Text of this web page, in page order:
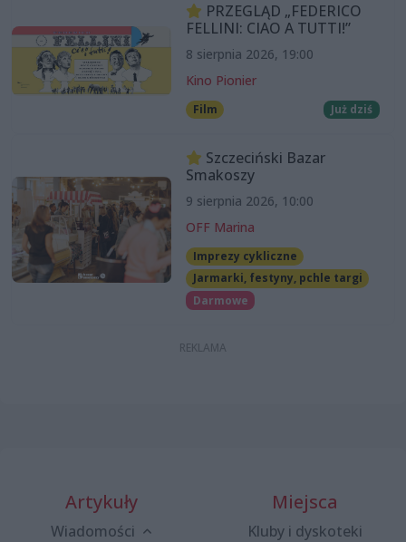
PRZEGLĄD „FEDERICO
FELLINI: CIAO A TUTTI!”
8 sierpnia 2026, 19:00
Kino Pionier
Film Już dziś
Szczeciński Bazar
Smakoszy
9 sierpnia 2026, 10:00
OFF Marina
Imprezy cykliczne
Jarmarki, festyny, pchle targi
Darmowe
Artykuły
Wiadomości
Miejsca
Kluby i dyskoteki